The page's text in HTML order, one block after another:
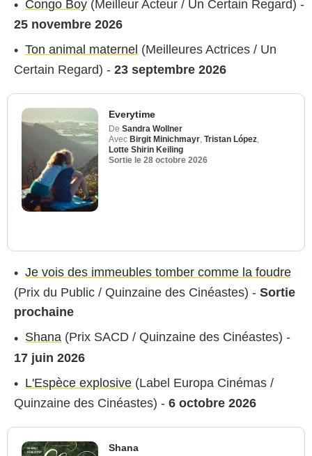
Congo Boy (Meilleur Acteur / Un Certain Regard) -
25 novembre 2026
Ton animal maternel (Meilleures Actrices / Un
Certain Regard) - 23 septembre 2026
Everytime
De Sandra Wollner
Avec Birgit Minichmayr, Tristan López,
Lotte Shirin Keiling
Sortie le 28 octobre 2026
Je vois des immeubles tomber comme la foudre
(Prix du Public / Quinzaine des Cinéastes) - Sortie
prochaine
Shana (Prix SACD / Quinzaine des Cinéastes) -
17 juin 2026
L'Espèce explosive (Label Europa Cinémas /
Quinzaine des Cinéastes) - 6 octobre 2026
Shana